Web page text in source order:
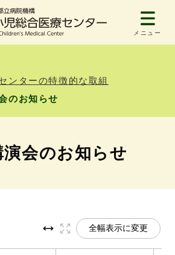
メニュー
ンターの特徴的な取組
のお知らせ
会のお知らせ
全幅表示に変更